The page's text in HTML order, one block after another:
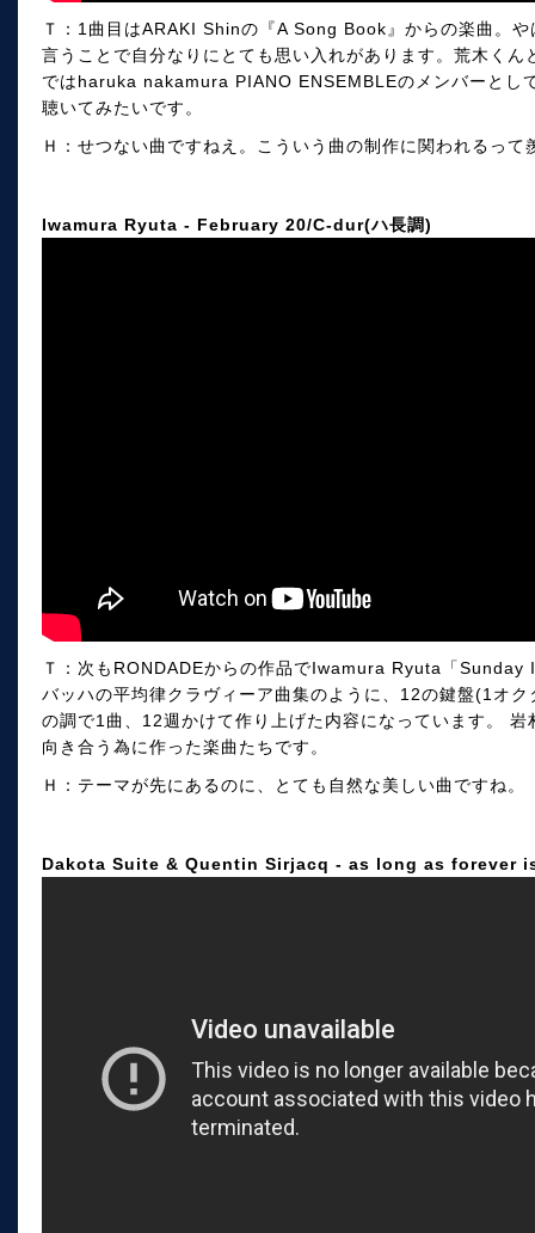
Ｔ：1曲目はARAKI Shinの『A Song Book』からの楽曲。
言うことで自分なりにとても思い入れがあります。荒木く
ではharuka nakamura PIANO ENSEMBLEのメンバーとし
聴いてみたいです。
Ｈ：せつない曲ですねえ。こういう曲の制作に関われるって
Iwamura Ryuta - February 20/C-dur(ハ長調)
Ｔ：次もRONDADEからの作品でIwamura Ryuta「
バッハの平均律クラヴィーア曲集のように、12の鍵盤(1オ
の調で1曲、12週かけて作り上げた内容になっています。
向き合う為に作った楽曲たちです。
Ｈ：テーマが先にあるのに、とても自然な美しい曲ですね。
Dakota Suite & Quentin Sirjacq - as long as forever